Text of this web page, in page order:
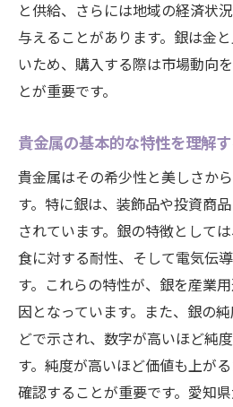
店舗選びの際のチェッ
価格交渉のコツ
貴金属購入時の店舗保
愛知県大府市での銀貨購入
べき基本
購入プロセスの基本ス
銀貨の種類と特徴
初めての購入に適した
初心者におすすめの貴
購入後の手続きと保管
初めての購入での注意
お得に貴金属を購入する
と供給、さらには地域の経済状
与えることがあります。銀は金
いため、購入する際は市場動向
とが重要です。
貴金属の基本的な特性を理解
貴金属はその希少性と美しさか
す。特に銀は、装飾品や投資商
されています。銀の特徴として
食に対する耐性、そして電気伝
す。これらの特性が、銀を産業
因となっています。また、銀の
どで示され、数字が高いほど純
す。純度が高いほど価値も上が
確認することが重要です。愛知